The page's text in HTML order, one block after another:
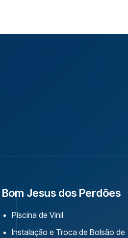
Bom Jesus dos Perdões
Piscina de Vinil
Instalação e Troca de Bolsão de